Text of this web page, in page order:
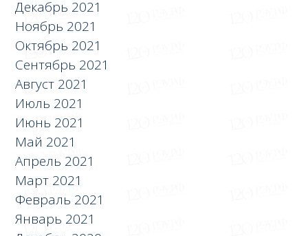
Декабрь 2021
Ноябрь 2021
Октябрь 2021
Сентябрь 2021
Август 2021
Июль 2021
Июнь 2021
Май 2021
Апрель 2021
Март 2021
Февраль 2021
Январь 2021